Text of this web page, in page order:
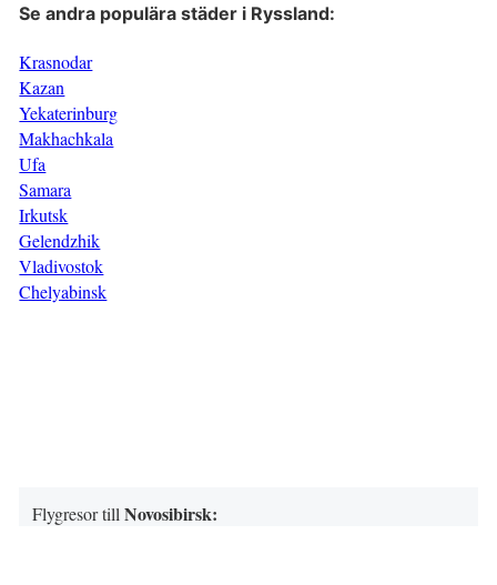
Se andra populära städer i Ryssland:
Krasnodar
Kazan
Yekaterinburg
Makhachkala
Ufa
Samara
Irkutsk
Gelendzhik
Vladivostok
Chelyabinsk
Flygresor tillNovosibirsk: